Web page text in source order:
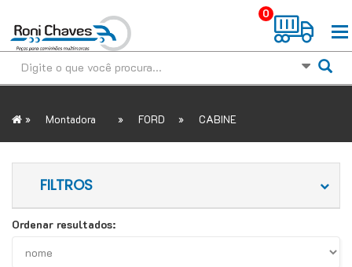
0
» Montadora » FORD » CABINE
FILTROS
Ordenar resultados: